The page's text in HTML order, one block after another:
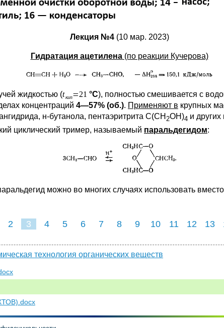
Лекция №4 (10 мар. 2023)
Гидратация ацетилена(по реакции Кучерова)
жидкостью ( °С), полностью смешивается с
концентраций 4—57% (об.). Применяют в крупных
н-бутанола, пентаэритрита С(СН 2ОН)4 и
циклический тример, называемый паральдегидом:
можно во многих случаях использовать
2 3 4 5 6 7 8 9 10 11 12 13
технология органических веществ